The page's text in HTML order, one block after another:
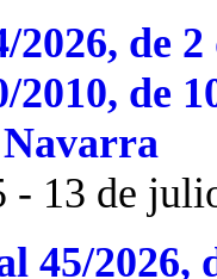
2026, de
de
- 13 de
45/2026,